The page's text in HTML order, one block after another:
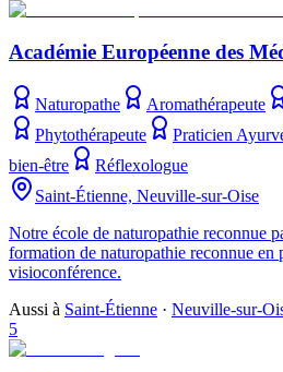
Académie Européenne des
Naturopathe Aromathérapeute
Phytothérapeute
Praticien
bien-être
Réflexologue
Saint-Étienne, Neuville-sur-Oise
Notre école de naturopathie reconnue
formation de naturopathie reconnue en
visioconférence.
Aussi à Saint-Étienne · Neuville-sur-
5